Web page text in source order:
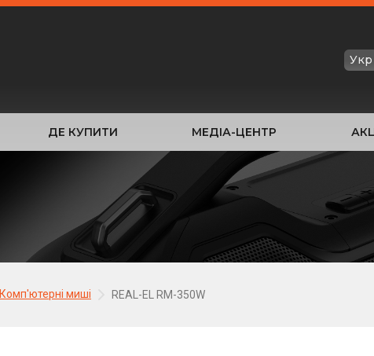
Укр
ДЕ КУПИТИ МЕДІА-ЦЕНТР
Комп'ютерні миші REAL-EL RM-350W